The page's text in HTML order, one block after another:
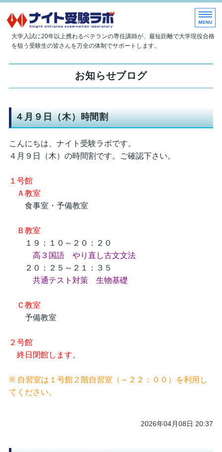
大学現役合格指導塾 ナイト
大学入試に20年以上携わるベテランの専任講師が、最短距離で大学現役合格
を狙う受験生の皆さんを万全の体制でサポートします。
ホーム
入塾のご案内
お問い合わせ
お知らせブログ
４月９日（木）時間割
こんにちは、ナイト受験ラボです。
４月９日（木）の時間割です。ご確認下さい。
１号館
Ａ教室
食事室・予備教室
Ｂ教室
１９：１０～２０：２０
高３国語 やり直し古文文法
２０：２５～２１：３５
共通テスト対策 生物基礎
Ｃ教室
予備教室
２号館
終日閉館します。
※ 自習室は１号館２階自習室（～２２：００）を利用し
てください。
2026年04月08日 20:37